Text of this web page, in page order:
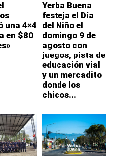
una 4×4
en $80
Yerba Buena
festeja el Día
del Niño el
domingo 9 de
agosto con
juegos, pista de
educación vial
y un mercadito
donde los
chicos...